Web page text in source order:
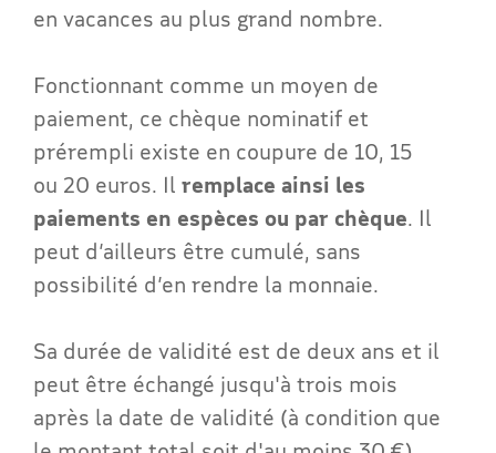
en vacances au plus grand nombre.
Fonctionnant comme un moyen de
paiement, ce chèque nominatif et
prérempli existe en coupure de 10, 15
ou 20 euros. Il remplace ainsi les
paiements en espèces ou par chèque. Il
peut d’ailleurs être cumulé, sans
possibilité d’en rendre la monnaie.
Sa durée de validité est de deux ans et il
peut être échangé jusqu'à trois mois
après la date de validité (à condition que